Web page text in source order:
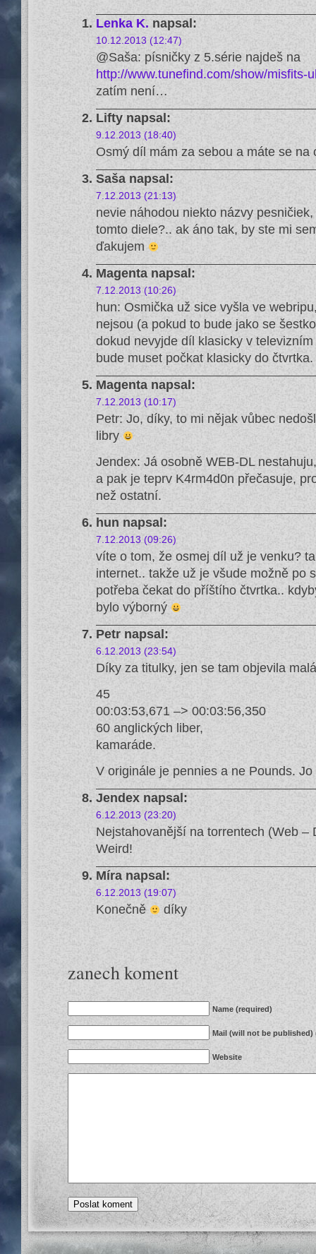
Lenka K. napsal:
10.12.2013 (12:47)
@Saša: písničky z 5.série najdeš na
http://www.tunefind.com/show/misfits-
zatím není…
Lifty napsal:
9.12.2013 (18:40)
Osmý díl mám za sebou a máte se na
Saša napsal:
7.12.2013 (21:13)
nevie náhodou niekto názvy
tomto diele?.. ak áno tak, by ste mi
ďakujem
Magenta napsal:
7.12.2013 (10:26)
hun: Osmička už sice vyšla ve
nejsou (a pokud to bude jako se
dokud nevyjde díl klasicky v
bude muset počkat klasicky do čtvrtka.
Magenta napsal:
7.12.2013 (10:17)
Petr: Jo, díky, to mi nějak vůbec
libry
Jendex: Já osobně WEB-DL
a pak je teprv K4rm4d0n přečasuje,
než ostatní.
hun napsal:
7.12.2013 (09:26)
víte o tom, že osmej díl už je venku?
internet.. takže už je všude možně po
potřeba čekat do příštího čtvrtka..
bylo výborný
Petr napsal:
6.12.2013 (23:54)
Díky za titulky, jen se tam objevila
45
00:03:53,671 –> 00:03:56,350
60 anglických liber,
kamaráde.
V originále je pennies a ne Pounds.
Jendex napsal:
6.12.2013 (23:20)
Nejstahovanější na torrentech (Web –
Weird!
Míra napsal:
6.12.2013 (19:07)
Konečně díky
zanech koment
Name (required)
Mail (will not be published)
Website